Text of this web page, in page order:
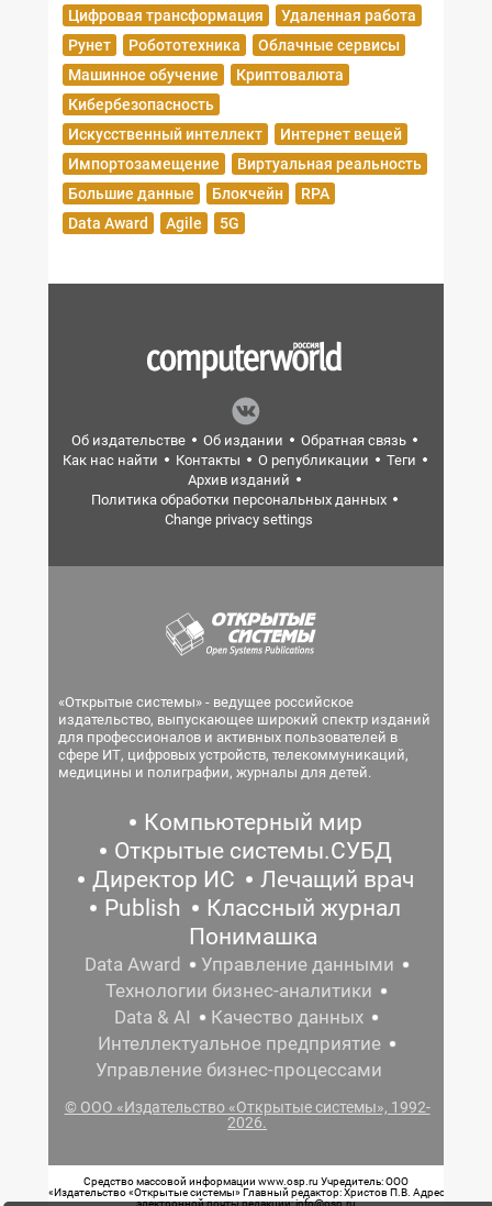
Цифровая трансформация
Удаленная работа
Рунет
Робототехника
Облачные сервисы
Машинное обучение
Криптовалюта
Кибербезопасность
Искусственный интеллект
Интернет вещей
Импортозамещение
Виртуальная реальность
Большие данные
Блокчейн
RPA
Data Award
Agile 5G
Об издательстве Об издании
Обратная связь
Как нас найти
Контакты О републикации
Теги
Архив изданий
Политика обработки персональных данных
Change privacy settings
«Открытые системы» - ведущее российское
издательство, выпускающее широкий спектр изданий
для профессионалов и активных пользователей в
сфере ИТ, цифровых устройств, телекоммуникаций,
медицины и полиграфии, журналы для детей.
Компьютерный мир
Открытые системы.СУБД
Директор ИС
Лечащий врач
Publish
Классный журнал
Понимашка
Data Award
Управление данными
Технологии бизнес-аналитики
Data & AI
Качество данных
Интеллектуальное предприятие
Управление бизнес-процессами
© ООО «Издательство «Открытые системы», 1992-
2026.
Средство массовой информации www.osp.ru Учредитель: ООО
«Издательство «Открытые системы» Главный редактор: Христов П.В. Адрес
электронной почты редакции: info@osp.ru